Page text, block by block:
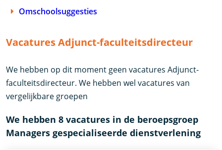
Omschoolsuggesties
Vacatures Adjunct-faculteitsdirecteur
We hebben op dit moment geen vacatures Adjunct-
faculteitsdirecteur. We hebben wel vacatures van
vergelijkbare groepen
We hebben 8 vacatures in de beroepsgroep
Managers gespecialiseerde dienstverlening